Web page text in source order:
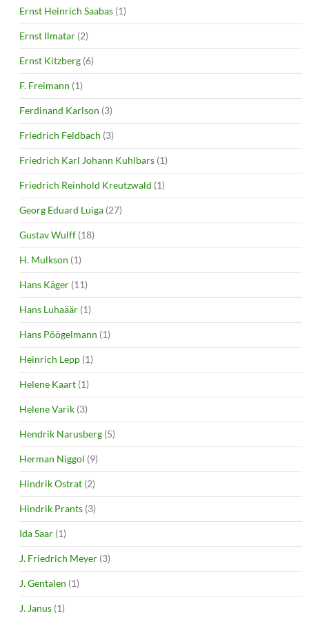
Ernst Heinrich Saabas (1)
Ernst Ilmatar (2)
Ernst Kitzberg (6)
F. Freimann (1)
Ferdinand Karlson (3)
Friedrich Feldbach (3)
Friedrich Karl Johann Kuhlbars (1)
Friedrich Reinhold Kreutzwald (1)
Georg Eduard Luiga (27)
Gustav Wulff (18)
H. Mulkson (1)
Hans Käger (11)
Hans Luhaäär (1)
Hans Pöögelmann (1)
Heinrich Lepp (1)
Helene Kaart (1)
Helene Varik (3)
Hendrik Narusberg (5)
Herman Niggol (9)
Hindrik Ostrat (2)
Hindrik Prants (3)
Ida Saar (1)
J. Friedrich Meyer (3)
J. Gentalen (1)
J. Janus (1)